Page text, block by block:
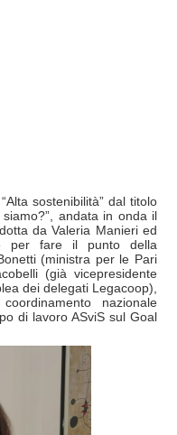
sostenibilità” dal titolo
andata in onda il
da Valeria Manieri ed
per fare il punto della
(ministra per le Pari
(già vicepresidente
dei delegati Legacoop),
nazionale
di lavoro ASviS sul Goal